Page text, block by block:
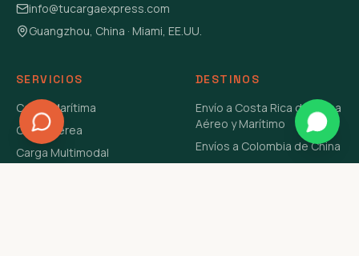
info@tucargaexpress.com
Guangzhou, China · Miami, EE.UU.
SERVICIOS
Carga Marítima
Carga Aérea
Carga Multimodal
DESTINOS
Envío a Costa Rica de China
Aéreo y Marítimo
Envíos a Colombia de China